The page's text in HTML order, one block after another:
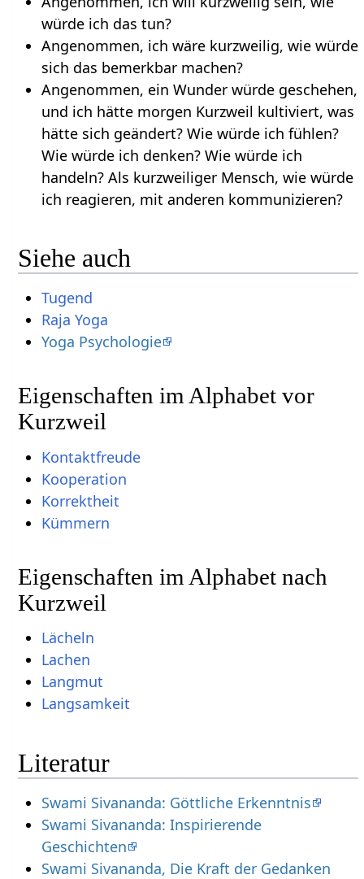
würde ich das tun?
Angenommen, ich wäre kurzweilig, wie würde
sich das bemerkbar machen?
Angenommen, ein Wunder würde geschehen,
und ich hätte morgen Kurzweil kultiviert, was
hätte sich geändert? Wie würde ich fühlen?
Wie würde ich denken? Wie würde ich
handeln? Als kurzweiliger Mensch, wie würde
ich reagieren, mit anderen kommunizieren?
Siehe auch
Tugend
Raja Yoga
Yoga Psychologie
Eigenschaften im Alphabet vor
Kurzweil
Kontaktfreude
Kooperation
Korrektheit
Kümmern
Eigenschaften im Alphabet nach
Kurzweil
Lächeln
Lachen
Langmut
Langsamkeit
Literatur
Swami Sivananda: Göttliche Erkenntnis
Swami Sivananda: Inspirierende
Geschichten
Swami Sivananda, Die Kraft der Gedanken